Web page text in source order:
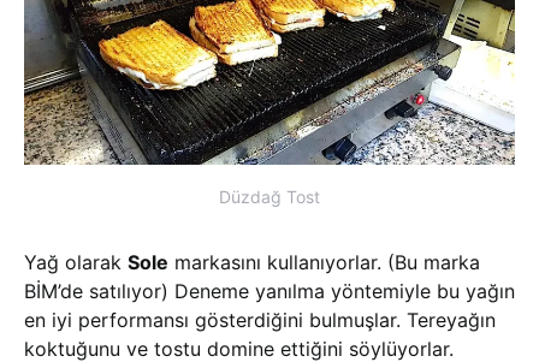
Düzdağ Tost
Yağ olarak Sole markasını kullanıyorlar. (Bu marka
BİM’de satılıyor) Deneme yanılma yöntemiyle bu yağın
en iyi performansı gösterdiğini bulmuşlar. Tereyağın
koktuğunu ve tostu domine ettiğini söylüyorlar.